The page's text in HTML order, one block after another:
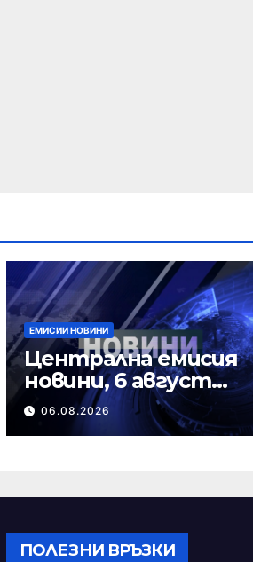
ЕМИСИИ НОВИНИ
Централна емисия
новини, 6 август
2026 г.
06.08.2026
ПОЛЕЗНИ ВРЪЗКИ